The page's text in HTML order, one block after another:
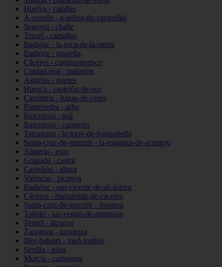
Huelva - calañas
A-coruña - a-pobra-do-caramiñal
Segovia - chañe
Teruel - camañas
Badajoz - la-roca-de-la-sierra
Badajoz - guareña
Cáceres - caminomorisco
Ciudad-real - malagón
Asturias - mieres
Huesca - castejón-de-sos
Cantabria - hazas-de-cesto
Pontevedra - arbo
Barcelona - teià
Barcelona - casserres
Tarragona - la-torre-de-fontaubella
Santa-cruz-de-tenerife - la-matanza-de-acentejo
Almería - enix
Granada - castril
Castellón - altura
Valencia - picanya
Badajoz - san-vicente-de-alcántara
Cáceres - malpartida-de-cáceres
Santa-cruz-de-tenerife - frontera
Toledo - las-ventas-de-retamosa
Teruel - alcorisa
Zaragoza - zaragoza
Illes-balears - maó-mahón
Sevilla - pilas
Murcia - cartagena